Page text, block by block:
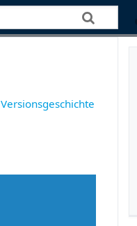
Versionsgeschichte